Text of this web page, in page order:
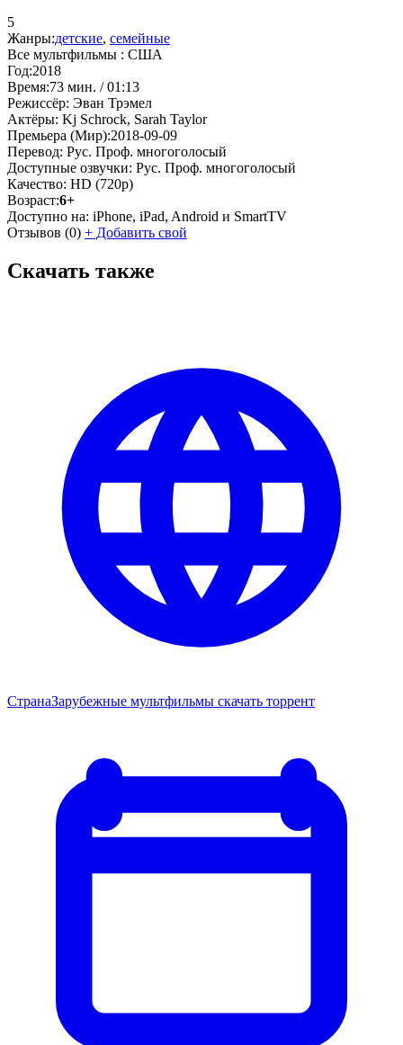
5
Жанры:детские, семейные
Все мультфильмы : США
Год:2018
Время:73 мин. / 01:13
Режиссёр: Эван Трэмел
Актёры: Kj Schrock, Sarah Taylor
Премьера (Мир):2018-09-09
Перевод: Рус. Проф. многоголосый
Доступные озвучки: Рус. Проф. многоголосый
Качество: HD (720p)
Возраст:6+
Доступно на: iPhone, iPad, Android и SmartTV
Отзывов (0) + Добавить свой
Скачать также
СтранаЗарубежные мультфильмы скачать торрент